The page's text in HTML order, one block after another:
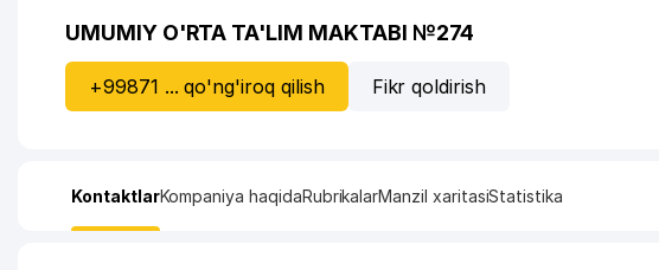
UMUMIY O'RTA TA'LIM MAKTABI №274
+99871 ... qo'ng'iroq qilish Fikr qoldirish
KontaktlarKompaniya haqidaRubrikalarManzil xaritasiStatistika